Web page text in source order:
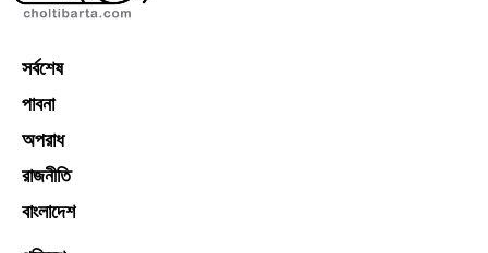
সর্বশেষ
পাবনা
অপরাধ
রাজনীতি
বাংলাদেশ